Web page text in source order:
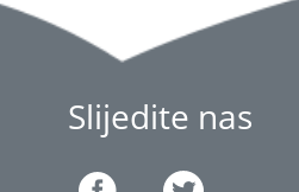
Slijedite nas